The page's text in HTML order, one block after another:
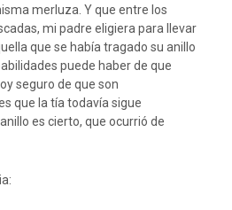
merluza. Y que entre los
mi padre eligiera para llevar
que se había tragado su anillo
puede haber de que
seguro de que son
que la tía todavía sigue
es cierto, que ocurrió de